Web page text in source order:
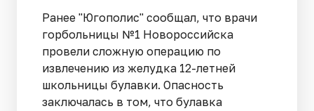
Ранее "Югополис" сообщал, что врачи
горбольницы №1 Новороссийска
провели сложную операцию по
извлечению из желудка 12-летней
школьницы булавки. Опасность
заключалась в том, что булавка